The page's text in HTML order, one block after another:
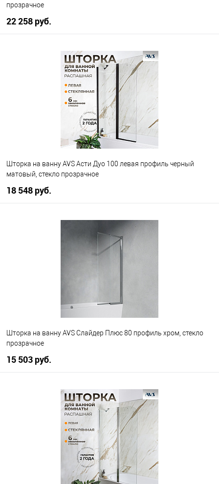
прозрачное
22 258 руб.
В корзину
В наличии
Шторка на ванну AVS Асти Дуо 100 левая профиль черный
матовый, стекло прозрачное
18 548 руб.
В корзину
Шторка на ванну AVS Слайдер Плюс 80 профиль хром, стекло
прозрачное
15 503 руб.
В корзину
В наличии